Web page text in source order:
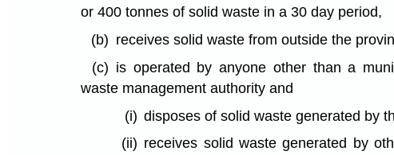
or 400 tonnes of solid waste in a 30 day period,
(b) receives solid waste from outside the
(c) is operated by anyone other than a
waste management authority and
(i) disposes of solid waste generated by
(ii) receives solid waste generated by